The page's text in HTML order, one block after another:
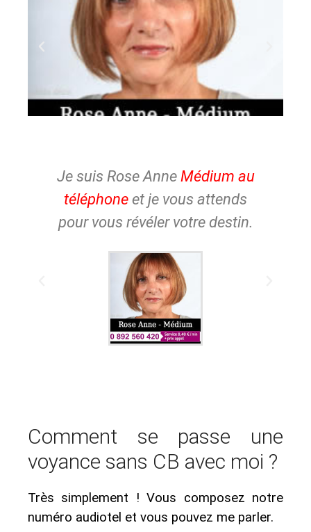
Je suis Rose AnneMédium au
téléphoneet je vous attends
pour vous révéler votre destin.
Comment se passe une
voyance sans CB avec moi ?
Très simplement ! Vous composez notre
numéro audiotel et vous pouvez me parler.